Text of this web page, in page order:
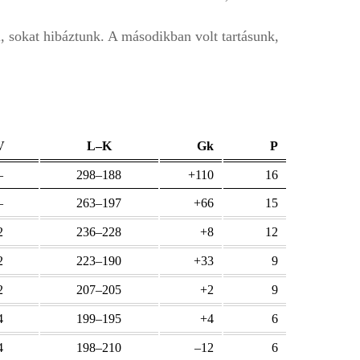
hibáztunk. A másodikban volt tartásunk,
L–K Gk P
298–188 +110 16
263–197 +66 15
236–228 +8 12
223–190 +33 9
207–205 +2 9
199–195 +4 6
198–210 –12 6